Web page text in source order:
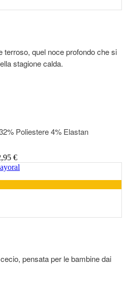
terroso, quel noce profondo che si
stagione calda.
Poliestere 4% Elastan
€
pensata per le bambine dai